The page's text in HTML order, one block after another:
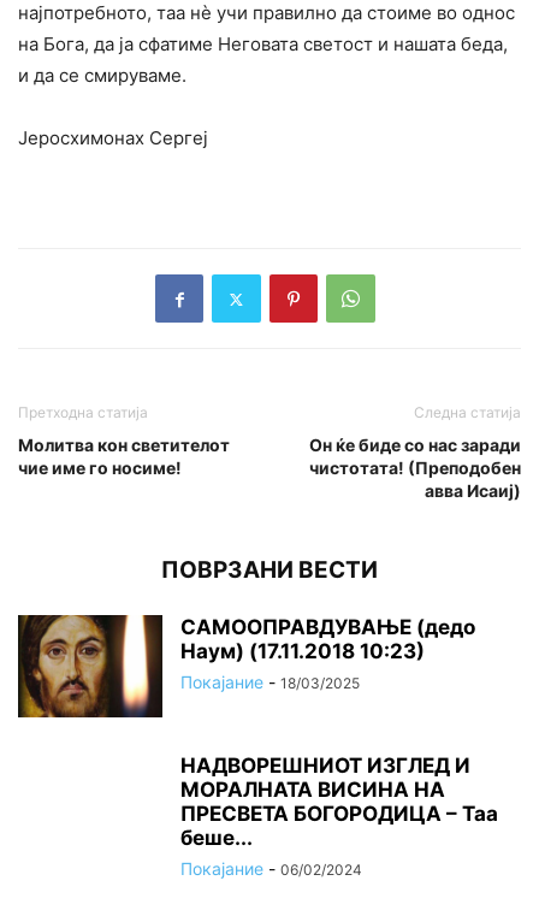
најпотребното, таа нѐ учи правилно да стоиме во однос
на Бога, да ја сфатиме Неговата светост и нашата беда,
и да се смируваме.
Јеросхимонах Сергеј
Претходна статија
Молитва кон светителот
чие име го носиме!
Следна статија
Он ќе биде со нас заради
чистотата! (Преподобен
авва Исаиј)
ПОВРЗАНИ ВЕСТИ
САМООПРАВДУВАЊЕ (дедо
Наум) (17.11.2018 10:23)
Покајание - 18/03/2025
НАДВОРЕШНИОТ ИЗГЛЕД И
МОРАЛНАТА ВИСИНА HA
ПРЕСВЕТА БОГОРОДИЦА – Таа
беше...
Покајание - 06/02/2024